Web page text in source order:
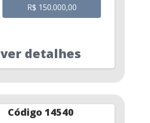
R$ 150.000,00
ver detalhes
Código 14540